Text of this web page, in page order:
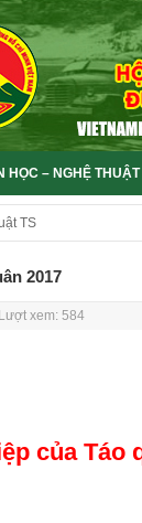
HỌC – NGHỆ THUẬT
TS
2017
Lượt xem: 584
của Táo